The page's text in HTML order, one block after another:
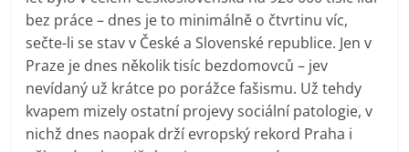
bez práce – dnes je to minimálně o čtvrtinu víc,
sečte-li se stav v České a Slovenské republice. Jen v
Praze je dnes několik tisíc bezdomovců – jev
nevídaný už krátce po porážce fašismu. Už tehdy
kvapem mizely ostatní projevy sociální patologie, v
nichž dnes naopak drží evropský rekord Praha i